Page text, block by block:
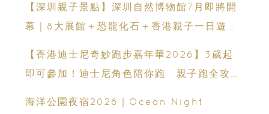
【深圳親子景點】深圳自然博物館7月即將開
幕｜8大展館＋恐龍化石＋香港親子一日遊推
【香港迪士尼奇妙跑步嘉年華2026】3歲起
即可參加！迪士尼角色陪你跑 親子跑全攻略
海洋公園夜宿2026｜Ocean Night